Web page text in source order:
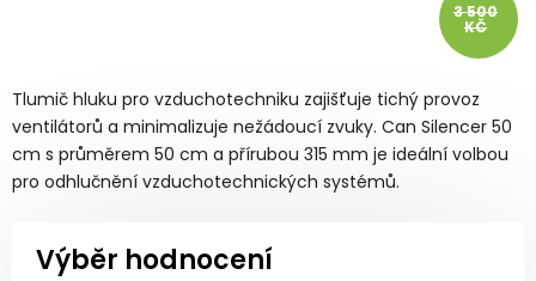
Tlumič hluku pro vzduchotechniku zajišťuje tichý provoz
ventilátorů a minimalizuje nežádoucí zvuky. Can Silencer 50
cm s průměrem 50 cm a přírubou 315 mm je ideální volbou
pro odhlučnění vzduchotechnických systémů.
Výběr hodnocení
3 500
KČ